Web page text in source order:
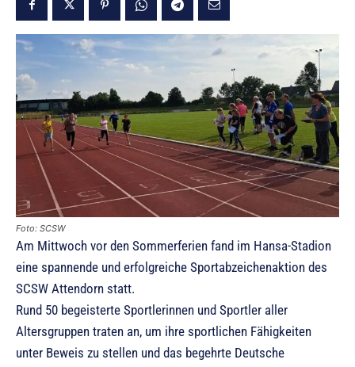
Foto: SCSW
Am Mittwoch vor den Sommerferien fand im Hansa-Stadion
eine spannende und erfolgreiche Sportabzeichenaktion des
SCSW Attendorn statt.
Rund 50 begeisterte Sportlerinnen und Sportler aller
Altersgruppen traten an, um ihre sportlichen Fähigkeiten
unter Beweis zu stellen und das begehrte Deutsche